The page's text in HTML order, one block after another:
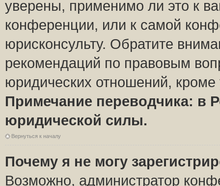
уверены, применимо ли это к
конференции, или к самой
юрисконсульту. Обратите
рекомендаций по правовым
юридических отношений,
Примечание переводчика: в
юридической силы.
Вернуться к началу
Почему я не могу
Возможно, администратор